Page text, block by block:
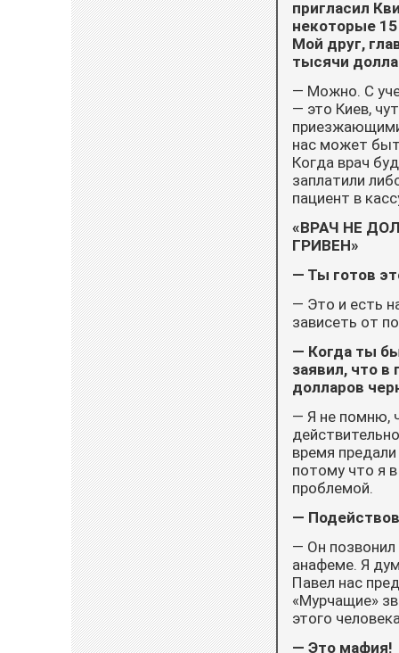
пригласил
некоторые
Мой друг,
тысячи
— Можно. С
— это Киев,
нас может
Когда врач
заплатили
пациент в
«ВРАЧ НЕ
ГРИВЕН»
— Ты готов
— Это и есть
зависеть от
— Когда ты
заявил, что
долларов
— Я не помню,
время
потому что я
проблемой.
—
— Он позвонил
анафеме. Я
Павел нас
«Мурчащие»
этого
— Это мафия!